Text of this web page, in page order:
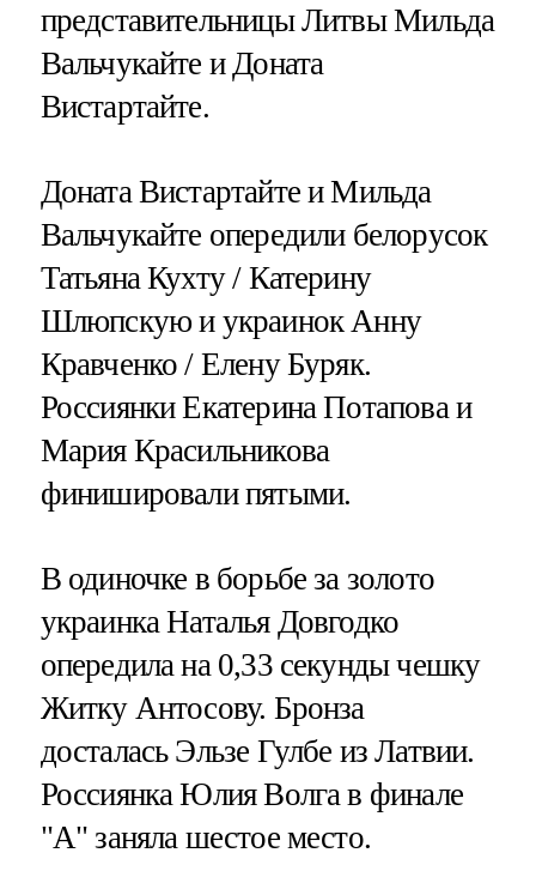
представительницы Литвы Мильда
Вальчукайте и Доната
Вистартайте.
Доната Вистартайте и Мильда
Вальчукайте опередили белорусок
Татьяна Кухту / Катерину
Шлюпскую и украинок Анну
Кравченко / Елену Буряк.
Россиянки Екатерина Потапова и
Мария Красильникова
финишировали пятыми.
В одиночке в борьбе за золото
украинка Наталья Довгодко
опередила на 0,33 секунды чешку
Житку Антосову. Бронза
досталась Эльзе Гулбе из Латвии.
Россиянка Юлия Волга в финале
"А" заняла шестое место.